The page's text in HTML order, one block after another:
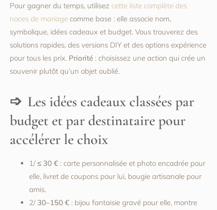
Pour gagner du temps, utilisez cette liste complète des
noces de mariage comme base : elle associe nom,
symbolique, idées cadeaux et budget. Vous trouverez des
solutions rapides, des versions DIY et des options expérience
pour tous les prix. Priorité : choisissez une action qui crée un
souvenir plutôt qu’un objet oublié.
Les idées cadeaux classées par
budget et par destinataire pour
accélérer le choix
1/≤ 30 € : carte personnalisée et photo encadrée pour
elle, livret de coupons pour lui, bougie artisanale pour
amis.
2/ 30–150 € : bijou fantaisie gravé pour elle, montre